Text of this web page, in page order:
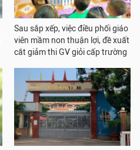
Sau sắp xếp, việc điều phối giáo
viên mầm non thuận lợi, đề xuất
cắt giảm thi GV giỏi cấp trường